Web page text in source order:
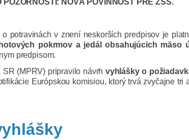
potravinách v znení neskorších predpisov je
pokrmov a jedál obsahujúcich mäso
predpisom.
(MPRV) pripravilo návrh vyhlášky o
Európskou komisiou, ktorý trvá zvyčajne tri